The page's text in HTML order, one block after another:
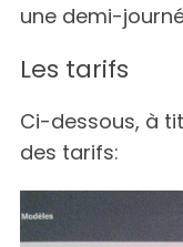
une demi-
Les tarifs
Ci-dessous, à
des tarifs: